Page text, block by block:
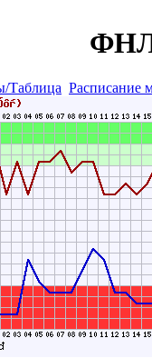
ФНЛ
Таблица Расписание